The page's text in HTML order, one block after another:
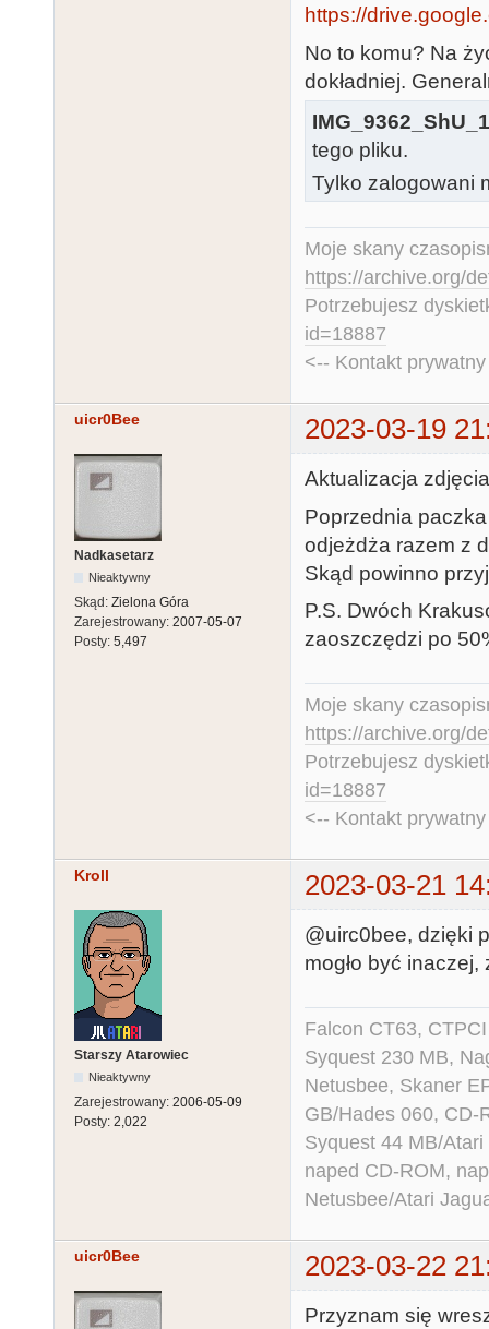
https://
No to komu? Na
dokładniej.
tego pliku.
Tylko zalogowani
Moje skany
https://archive.org/
Potrzebujesz
id=18887
<-- Kontakt
uicr0Bee 2023-03-19
Nadkasetarz
Nieaktywny
Skąd: Zielona Góra
Zarejestrowany: 2007-05-07
Posty: 5,497
Aktualizacja
Poprzednia
odjeżdża razem z
Skąd powinno
P.S. Dwóch
zaoszczędzi po
Moje skany
https://archive.org/
Potrzebujesz
id=18887
<-- Kontakt
Kroll 2023-03-21
Starszy Atarowiec
Nieaktywny
Zarejestrowany: 2006-05-09
Posty: 2,022
@uirc0bee, dzięki
mogło być
Falcon CT63,
Syquest 230 MB,
Netusbee, Skaner
GB/Hades 060, CD-
Syquest 44 MB/
naped CD-ROM,
Netusbee/Atari
uicr0Bee 2023-03-22
Przyznam się